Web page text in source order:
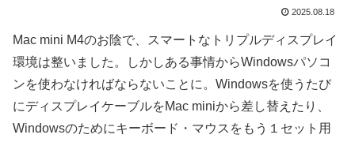
2025.08.18
Mac mini M4のお陰で、スマートなトリプルディスプレイ
環境は整いました。しかしある事情からWindowsパソコ
ンを使わなければならないことに。Windowsを使うたび
にディスプレイケーブルをMac miniから差し替えたり、
Windowsのためにキーボード・マウスをもう１セット用